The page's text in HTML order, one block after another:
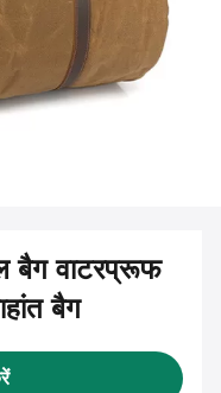
बैग वाटरप्रूफ
बैग